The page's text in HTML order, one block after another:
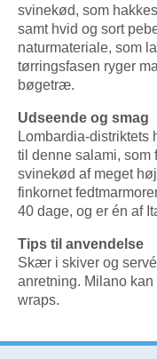
svinekød, som
samt hvid og sort
naturmateriale, som
tørringsfasen ryger
bøgetræ.
Udseende og smag
Lombardia-
til denne salami, som
svinekød af meget
finkornet
40 dage, og er én af
Tips til anvendelse
Skær i skiver og
anretning. Milano
wraps.